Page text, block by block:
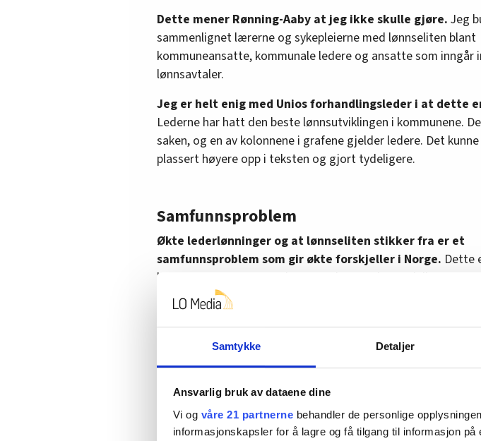
Samtykke Detaljer
Ansvarlig bruk av dataene dine
Vi og våre 21 partnerne behandler de personlige
informasjonskapsler for å lagre og få tilgang til informasjon
Dette mener Rønning-Aaby at jeg ikke skulle gjøre. Jeg
sammenlignet lærerne og sykepleierne med lønnseliten blant
kommuneansatte, kommunale ledere og ansatte som inngår
lønnsavtaler.
Jeg er helt enig med Unios forhandlingsleder i at dette
Lederne har hatt den beste lønnsutviklingen i kommunene.
saken, og en av kolonnene i grafene gjelder ledere. Det
plassert høyere opp i teksten og gjort tydeligere.
Samfunnsproblem
Økte lederlønninger og at lønnseliten stikker fra er et
samfunnsproblem som gir økte forskjeller i Norge. Dette
lønnsforskjellene, og undergrave den norske modellen.
Men hvis en skal minske lønnsforskjellene er det også viktig at
dårligste lønna, får de største lønnstilleggene. Min artikkel
motsatte som holder på å skje. De med de laveste
dårligste lønnsutviklingen.
Et poeng med å trekke fram lærerne og sykepleierne som
det har dannet seg et feilaktig bilde i offentligheten at det er
som har kommet dårligst ut.